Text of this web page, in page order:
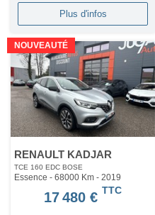
Plus d'infos
NOUVEAUTÉ
RENAULT KADJAR
TCE 160 EDC BOSE
Essence - 68000 Km - 2019
17 480 € TTC